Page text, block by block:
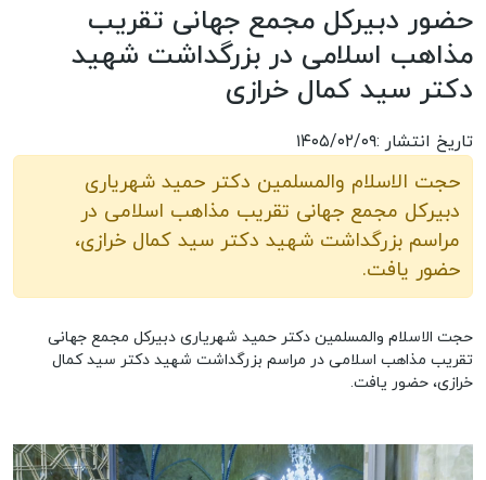
حضور دبیرکل مجمع جهانی تقریب
مذاهب اسلامی در بزرگداشت شهید
دکتر سید کمال خرازی
تاریخ انتشار :۱۴۰۵/۰۲/۰۹
حجت الاسلام والمسلمین دکتر حمید شهریاری
دبیرکل مجمع جهانی تقریب مذاهب اسلامی در
مراسم بزرگداشت شهید دکتر سید کمال خرازی،
حضور یافت.
حجت الاسلام والمسلمین دکتر حمید شهریاری دبیرکل مجمع جهانی
تقریب مذاهب اسلامی در مراسم بزرگداشت شهید دکتر سید کمال
خرازی، حضور یافت.